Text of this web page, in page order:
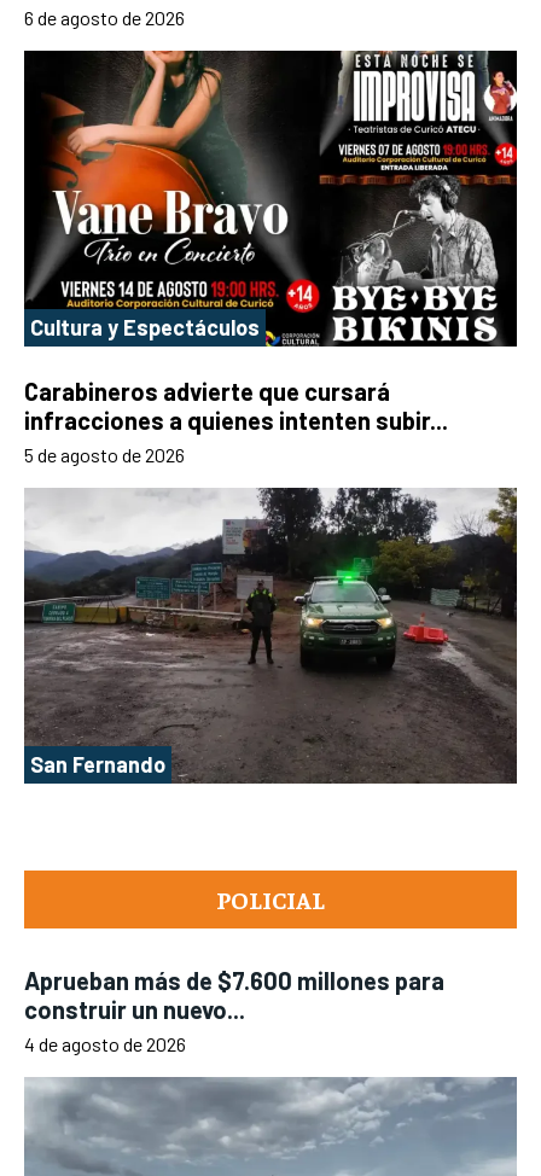
POLICIAL
Aprueban más de $7.600 millones para
construir un nuevo...
4 de agosto de 2026
6 de agosto de 2026
Cultura y Espectáculos
Carabineros advierte que cursará
infracciones a quienes intenten subir...
5 de agosto de 2026
San Fernando